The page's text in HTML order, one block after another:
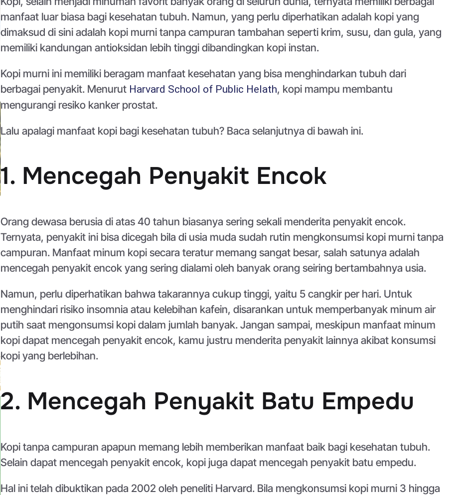
manfaat luar biasa bagi kesehatan tubuh. Namun, yang perlu diperhatikan adalah kopi yang
dimaksud di sini adalah kopi murni tanpa campuran tambahan seperti krim, susu, dan gula, yang
memiliki kandungan antioksidan lebih tinggi dibandingkan kopi instan.
Kopi murni ini memiliki beragam manfaat kesehatan yang bisa menghindarkan tubuh dari
berbagai penyakit. Menurut Harvard School of Public Helath, kopi mampu membantu
mengurangi resiko kanker prostat.
Lalu apalagi manfaat kopi bagi kesehatan tubuh? Baca selanjutnya di bawah ini.
1. Mencegah Penyakit Encok
Orang dewasa berusia di atas 40 tahun biasanya sering sekali menderita penyakit encok.
Ternyata, penyakit ini bisa dicegah bila di usia muda sudah rutin mengkonsumsi kopi murni tanpa
campuran. Manfaat minum kopi secara teratur memang sangat besar, salah satunya adalah
mencegah penyakit encok yang sering dialami oleh banyak orang seiring bertambahnya usia.
Namun, perlu diperhatikan bahwa takarannya cukup tinggi, yaitu 5 cangkir per hari. Untuk
menghindari risiko insomnia atau kelebihan kafein, disarankan untuk memperbanyak minum air
putih saat mengonsumsi kopi dalam jumlah banyak. Jangan sampai, meskipun manfaat minum
kopi dapat mencegah penyakit encok, kamu justru menderita penyakit lainnya akibat konsumsi
kopi yang berlebihan.
2. Mencegah Penyakit Batu Empedu
Kopi tanpa campuran apapun memang lebih memberikan manfaat baik bagi kesehatan tubuh.
Selain dapat mencegah penyakit encok, kopi juga dapat mencegah penyakit batu empedu.
Hal ini telah dibuktikan pada 2002 oleh peneliti Harvard. Bila mengkonsumsi kopi murni 3 hingga